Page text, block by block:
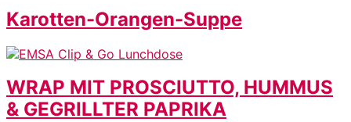
Karotten-Orangen-Suppe
WRAP MIT PROSCIUTTO, HUMMUS
& GEGRILLTER PAPRIKA